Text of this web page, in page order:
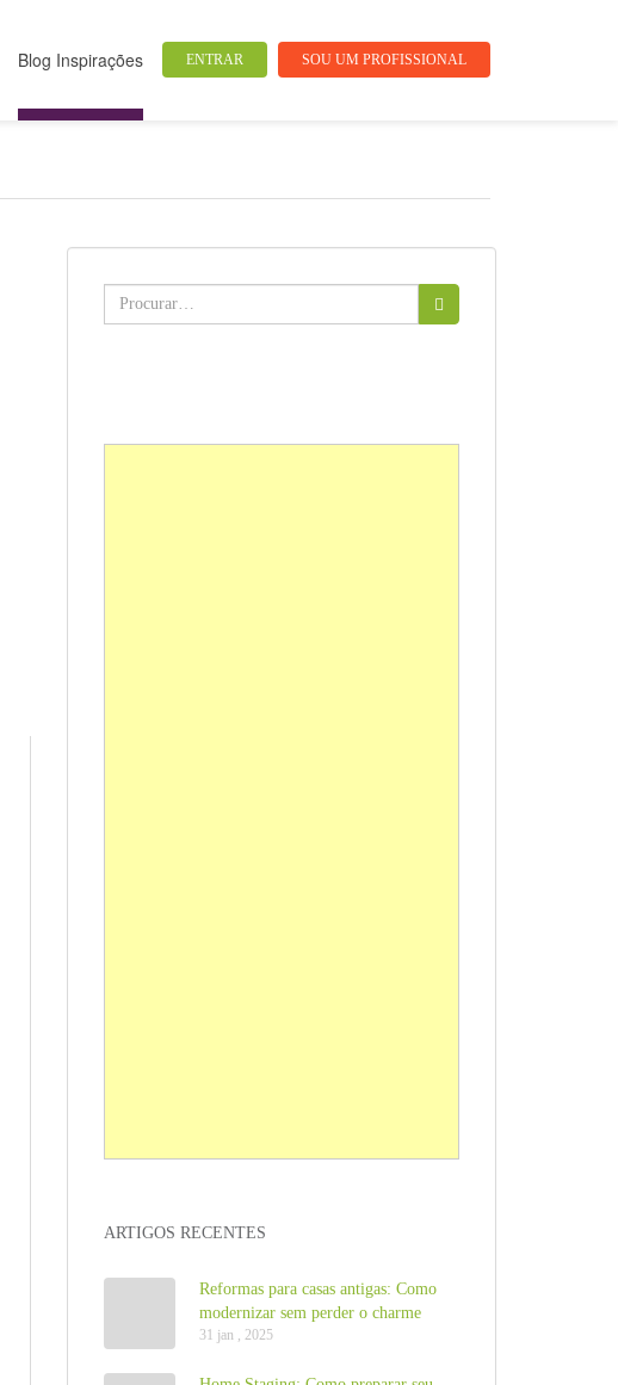
ENTRAR SOU UM PROFISSIONAL
Blog Inspirações
Buscar:
ARTIGOS RECENTES
Reformas para casas antigas: Como
modernizar sem perder o charme
31 jan , 2025